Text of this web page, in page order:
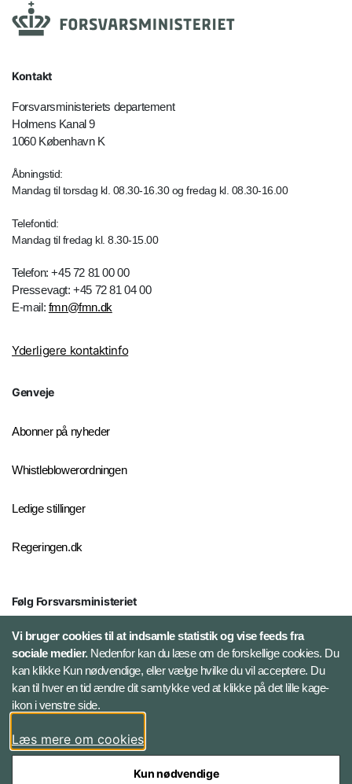
Kontakt
Forsvarsministeriets departement
Holmens Kanal 9
1060 København K
Åbningstid:
Mandag til torsdag kl. 08.30-16.30 og fredag kl. 08.30-16.00
Telefontid:
Mandag til fredag kl. 8.30-15.00
Telefon: +45 72 81 00 00
Pressevagt: +45 72 81 04 00
E-mail: fmn@fmn.dk
Yderligere kontaktinfo
Genveje
Abonner på nyheder
Whistleblowerordningen
Ledige stillinger
Regeringen.dk
Følg Forsvarsministeriet
X
LinkedIn
Instagram
Vi bruger cookies til at indsamle statistik og vise feeds fra
sociale medier.Nedenfor kan du læse om de forskellige cookies. Du
kan klikke Kun nødvendige, eller vælge hvilke du vil acceptere. Du
kan til hver en tid ændre dit samtykke ved at klikke på det lille kage-
ikon i venstre side.
Læs mere om cookies
Kun nødvendige